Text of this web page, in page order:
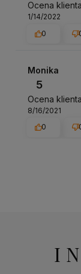
Ocena
1/14/2022
0
Monika
5
Ocena
8/16/2021
0